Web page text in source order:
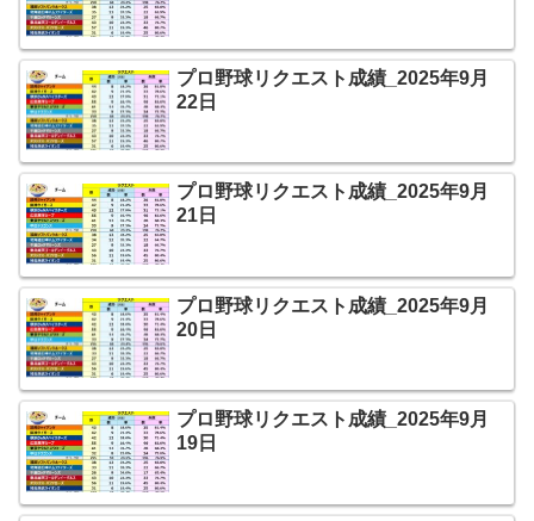
プロ野球リクエスト成績_2025年9月
22日
プロ野球リクエスト成績_2025年9月
21日
プロ野球リクエスト成績_2025年9月
20日
プロ野球リクエスト成績_2025年9月
19日